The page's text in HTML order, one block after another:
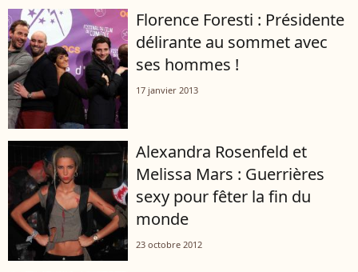
Florence Foresti : Présidente
délirante au sommet avec
ses hommes !
17 janvier 2013
Alexandra Rosenfeld et
Melissa Mars : Guerrières
sexy pour fêter la fin du
monde
23 octobre 2012